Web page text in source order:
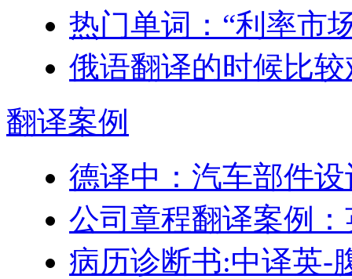
热门单词：“利率市
俄语翻译的时候比
翻译案例
德译中：汽车部件
公司章程翻译案例
病历诊断书:中译英-